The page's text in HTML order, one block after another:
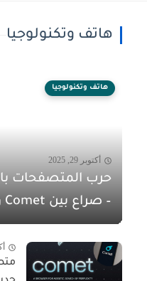
هاتف وتكنولوجيا
هاتف وتكنولوجيا
أكتوبر 29, 2025
– صراع بين Comet وDia...